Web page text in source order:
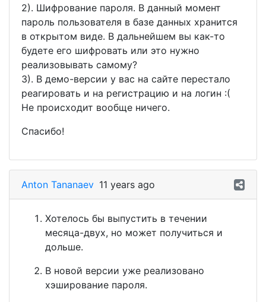
2). Шифрование пароля. В данный момент
пароль пользователя в базе данных хранится
в открытом виде. В дальнейшем вы как-то
будете его шифровать или это нужно
реализовывать самому?
3). В демо-версии у вас на сайте перестало
реагировать и на регистрацию и на логин :(
Не происходит вообще ничего.
Спасибо!
Anton Tananaev 11 years ago
Хотелось бы выпустить в течении
месяца-двух, но может получиться и
дольше.
В новой версии уже реализовано
хэширование пароля.